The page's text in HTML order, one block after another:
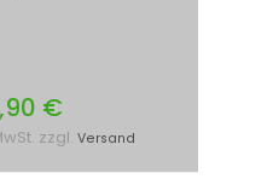
€
zzgl. Versand